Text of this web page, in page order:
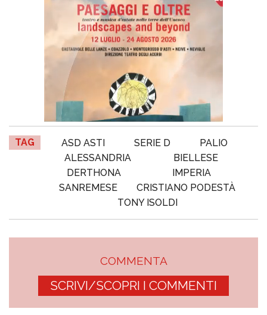
TAG ASD ASTI SERIE D
PALIO
ALESSANDRIA
BIELLESE
DERTHONA
IMPERIA
SANREMESE
CRISTIANO PODESTÀ
TONY ISOLDI
COMMENTA
SCRIVI/SCOPRI I COMMENTI